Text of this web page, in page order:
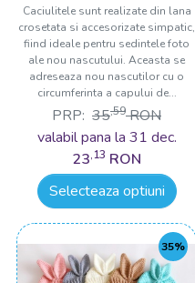
Caciulitele sunt realizate din lana
crosetata si accesorizate simpatic,
fiind ideale pentru sedintele foto
ale nou nascutului. Aceasta se
adreseaza nou nascutilor cu o
circumferinta a capului de...
PRP: 35,59 RON
valabil pana la 31 dec.
23,13 RON
Selecteaza optiuni
35%